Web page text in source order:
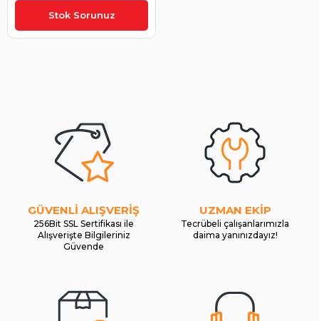
Stok Sorunuz
₺1.050,00
GÜVENLİ ALIŞVERİŞ
256Bit SSL Sertifikası ile
Alışverişte Bilgileriniz
Güvende
UZMAN EKİP
Tecrübeli çalışanlarımızla
daima yanınızdayız!